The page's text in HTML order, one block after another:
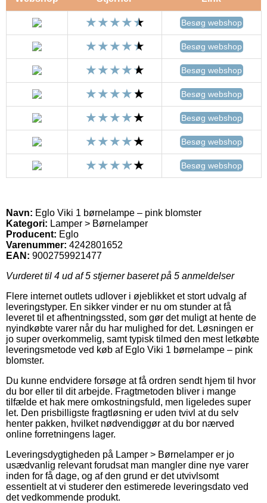
Besøg webshop
Besøg webshop
Besøg webshop
Besøg webshop
Besøg webshop
Besøg webshop
Besøg webshop
Navn: Eglo Viki 1 børnelampe – pink blomster
Kategori: Lamper > Børnelamper
Producent: Eglo
Varenummer: 4242801652
EAN: 9002759921477
Vurderet til 4 ud af 5 stjerner baseret på 5 anmeldelser
Flere internet outlets udlover i øjeblikket et stort udvalg af
leveringstyper. En sikker vinder er nu om stunder at få
leveret til et afhentningssted, som gør det muligt at hente de
nyindkøbte varer når du har mulighed for det. Løsningen er
jo super overkommelig, samt typisk tilmed den mest letkøbte
leveringsmetode ved køb af Eglo Viki 1 børnelampe – pink
blomster.
Du kunne endvidere forsøge at få ordren sendt hjem til hvor
du bor eller til dit arbejde. Fragtmetoden bliver i mange
tilfælde et hak mere omkostningsfuld, men ligeledes super
let. Den prisbilligste fragtløsning er uden tvivl at du selv
henter pakken, hvilket nødvendiggør at du bor nærved
online forretningens lager.
Leveringsdygtigheden på Lamper > Børnelamper er jo
usædvanlig relevant forudsat man mangler dine nye varer
inden for få dage, og af den grund er det utvivlsomt
essentielt at vi studerer den estimerede leveringsdato ved
det vedkommende produkt.